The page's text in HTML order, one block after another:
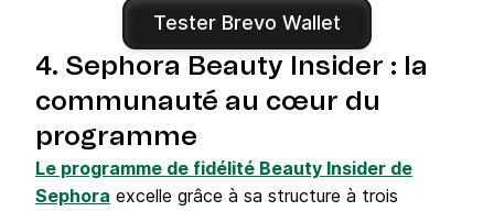
Tester Brevo Wallet
4. Sephora Beauty Insider : la
communauté au cœur du
programme
Le programme de fidélité Beauty Insider de
Sephora excelle grâce à sa structure à trois